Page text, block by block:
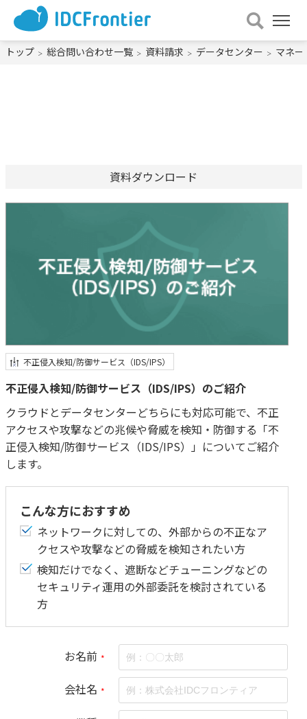
メ
ニュー
トップ 総合問い合わせ一覧 資料請求 データセンター マネ
資料ダウンロード
不正侵入検知/防御サービス（IDS/IPS）
不正侵入検知/防御サービス（IDS/IPS）のご紹介
クラウドとデータセンターどちらにも対応可能で、不正
アクセスや攻撃などの兆候や脅威を検知・防御する「不
正侵入検知/防御サービス（IDS/IPS）」についてご紹介
します。
こんな方におすすめ
ネットワークに対しての、外部からの不正なア
クセスや攻撃などの脅威を検知されたい方
検知だけでなく、遮断などチューニングなどの
セキュリティ運用の外部委託を検討されている
方
お名前 *
会社名 *